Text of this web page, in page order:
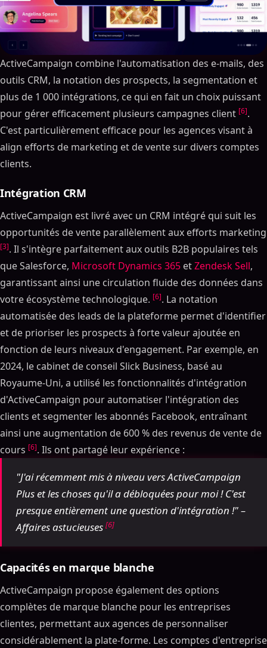
ActiveCampaign combine l'automatisation des e-mails, des
outils CRM, la notation des prospects, la segmentation et
plus de 1 000 intégrations, ce qui en fait un choix puissant
pour gérer efficacement plusieurs campagnes client [6].
C'est particulièrement efficace pour les agences visant à
align efforts de marketing et de vente sur divers comptes
clients.
Intégration CRM
ActiveCampaign est livré avec un CRM intégré qui suit les
opportunités de vente parallèlement aux efforts marketing
[3]. Il s'intègre parfaitement aux outils B2B populaires tels
que Salesforce, Microsoft Dynamics 365 etZendesk Sell,
garantissant ainsi une circulation fluide des données dans
votre écosystème technologique. [6]. La notation
automatisée des leads de la plateforme permet d'identifier
et de prioriser les prospects à forte valeur ajoutée en
fonction de leurs niveaux d'engagement. Par exemple, en
2024, le cabinet de conseil Slick Business, basé au
Royaume-Uni, a utilisé les fonctionnalités d'intégration
d'ActiveCampaign pour automatiser l'intégration des
clients et segmenter les abonnés Facebook, entraînant
ainsi une augmentation de 600 % des revenus de vente de
cours [6]. Ils ont partagé leur expérience :
"J'ai récemment mis à niveau vers ActiveCampaign
Plus et les choses qu'il a débloquées pour moi ! C'est
presque entièrement une question d'intégration !" –
Affaires astucieuses [6]
Capacités en marque blanche
ActiveCampaign propose également des options
complètes de marque blanche pour les entreprises
clientes, permettant aux agences de personnaliser
considérablement la plate-forme. Les comptes d'entreprise